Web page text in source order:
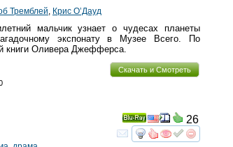
Тремблей Крис О’Дауд
мальчик узнает о чудесах планеты
экспонату в Музее Всего. По
книги Оливера Джефферса.
Скачать и Смотреть
смотретьинтересует
Ray
26